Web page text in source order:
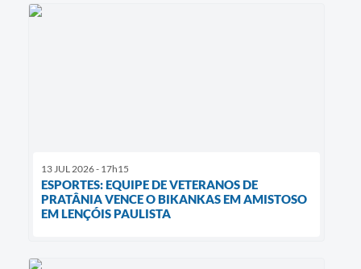
13 JUL 2026 - 17h15
ESPORTES: EQUIPE DE VETERANOS DE
PRATÂNIA VENCE O BIKANKAS EM AMISTOSO
EM LENÇÓIS PAULISTA